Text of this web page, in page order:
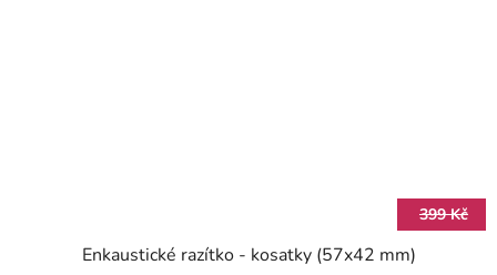
399 Kč
Enkaustické razítko - kosatky (57x42 mm)